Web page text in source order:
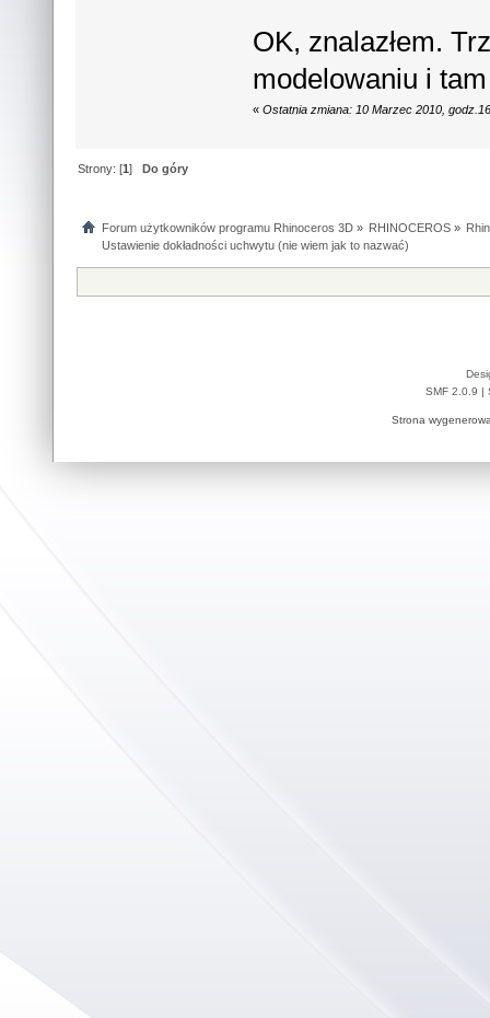
OK, znalazłem.
modelowaniu i
«Ostatnia zmiana: 10 Marzec 2010,
Strony: [1]Do góry
Forum użytkowników programu Rhinoceros 3D» RHINOCEROS»
Ustawienie dokładności uchwytu (nie wiem jak to nazwać)
SMF 2.0.9 |
Strona